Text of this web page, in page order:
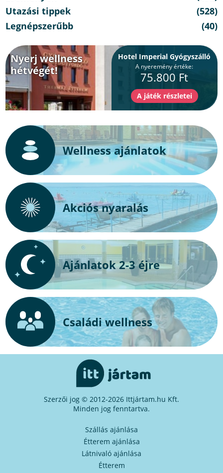
Utazási tippek
(528)
Legnépszerűbb
(40)
Nyerj wellness
hétvégét!
Hotel Imperial Gyógyszálló
A nyeremény értéke:
75.800 Ft
Wellness ajánlatok
Akciós nyaralás
Ajánlatok 2-3 éjre
Családi wellness
Szerzői jog © 2012-2026 Ittjártam.hu Kft.
Minden jog fenntartva.
Szállás ajánlása
Étterem ajánlása
Látnivaló ajánlása
Étterem